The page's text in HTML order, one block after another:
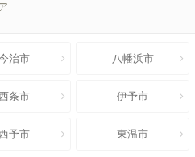
治市 八幡浜市
条市 伊予市
予市 東温市